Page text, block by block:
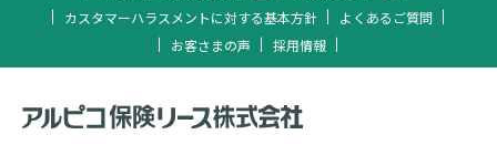
カスタマーハラスメントに対する基本方針
よくあるご質問
お客さまの声
採用情報